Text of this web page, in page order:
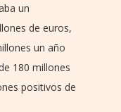
un
de euros,
un año
180 millones
positivos de